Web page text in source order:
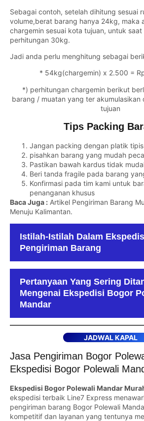
Sebagai contoh, setelah dihitung sesuai
volume,berat barang hanya 24kg, maka
chargemin sesuai kota tujuan, untuk saat
perhitungan 30kg.
Jadi anda perlu menghitung sebagai
* 54kg(chargemin) x 2.500 =
*) perhitungan chargemin berikut
barang / muatan yang ter akumulasikan
tujuan
Tips Packing
Jangan packing dengan platik tipis
pisahkan barang yang mudah
Pastikan bawah kardus tidak
Beri tanda fragile pada barang
Konfirmasi pada tim kami untuk
penanganan khusus
Baca Juga : Artikel Pengiriman Barang
Menuju Kalimantan.
Istilah-Istilah Dalam
Pengiriman Barang
Pertanyaan Yang Sering
Mengenai Ekspedisi Bogor
Mandar
JADWAL KAPAL
Jasa Pengiriman Bogor
Ekspedisi Bogor Polewali
Ekspedisi Bogor Polewali Mandar
ekspedisi terbaik Line7 Express
pengiriman barang Bogor Polewali
kompetitif dan layanan yang tentunya